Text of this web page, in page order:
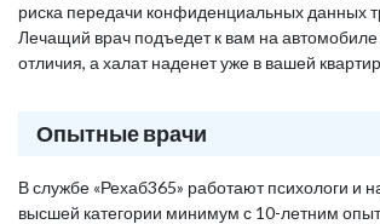
риска передачи конфиденциальных данных
Лечащий врач подъедет к вам на автомобиле
отличия, а халат наденет уже в вашей
Опытные врачи
В службе «Рехаб365» работают психологи и
высшей категории минимум с 10-летним